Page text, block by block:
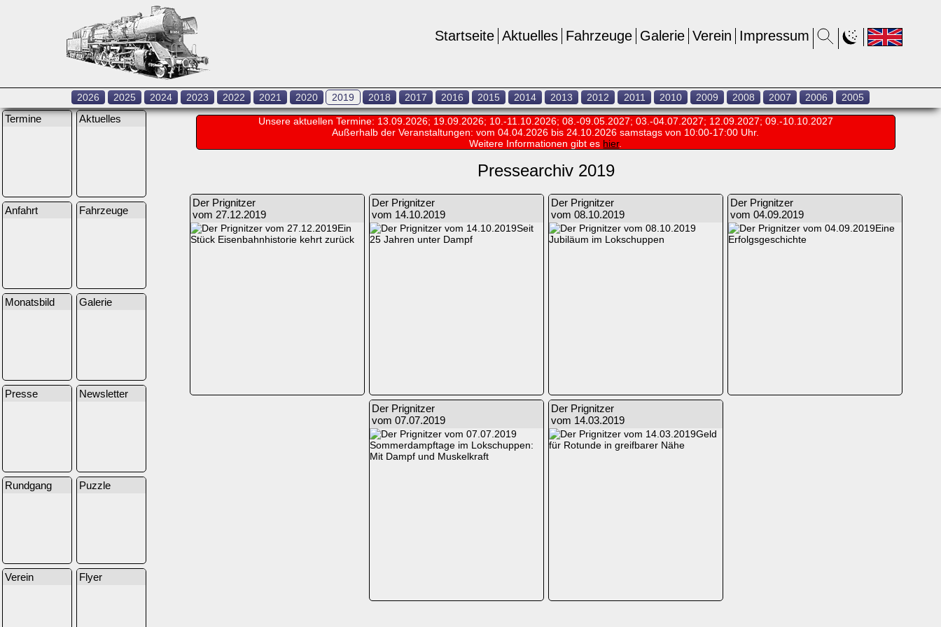
Impressum
Verein
Galerie
Fahrzeuge
Aktuelles
Startseite
2026 2025 2024 2023 2022 2021 2020 2019 2018 2017 2016 2015 2014 2013 2012 2011 2010 2009 2008 2007 2006 2005
Termine Aktuelles
Anfahrt Fahrzeuge
Monatsbild Galerie
Presse Newsletter
Rundgang Puzzle
Verein Flyer
Unsere aktuellen Termine: 13.09.2026; 19.09.2026; 10.-11.10.2026; 08.-09.05.2027; 03.-04.07.2027; 12.09.2027; 09.-10.10.2027
Außerhalb der Veranstaltungen:vom 04.04.2026 bis 24.10.2026 samstags von 10:00-17:00 Uhr.
Weitere Informationen gibt es hier.
Pressearchiv 2019
Der Prignitzer
vom 27.12.2019
Ein
Stück Eisenbahnhistorie kehrt zurück
Der Prignitzer
vom 14.10.2019
Seit
25 Jahren unter Dampf
Der Prignitzer
vom 08.10.2019
Jubiläum im Lokschuppen
Der Prignitzer
vom 04.09.2019
Eine
Erfolgsgeschichte
Der Prignitzer
vom 07.07.2019
Sommerdampftage im Lokschuppen:
Mit Dampf und Muskelkraft
Der Prignitzer
vom 14.03.2019
Geld
für Rotunde in greifbarer Nähe